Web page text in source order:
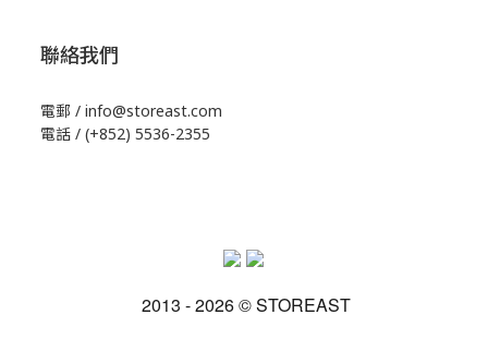
聯絡我們
電郵 / info@storeast.com
電話 / (+852) 5536-2355
2013 - 2026 © STOREAST